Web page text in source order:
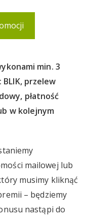
min. 3
przelew
płatność
w kolejnym
mailowej lub
musimy kliknąć
– będziemy
nastąpi do